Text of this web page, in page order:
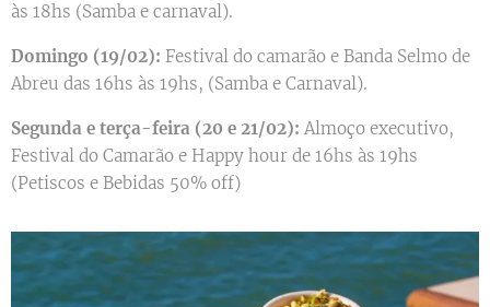
às 18hs (Samba e carnaval).
Domingo (19/02): Festival do camarão e Banda Selmo de
Abreu das 16hs às 19hs, (Samba e Carnaval).
Segunda e terça-feira (20 e 21/02): Almoço executivo,
Festival do Camarão e Happy hour de 16hs às 19hs
(Petiscos e Bebidas 50% off)